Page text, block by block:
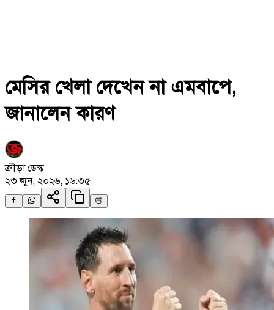
মেসির খেলা দেখেন না এমবাপে,
জানালেন কারণ
ক্রীড়া ডেস্ক
২৩ জুন, ২০২৬, ১৬:৩৫